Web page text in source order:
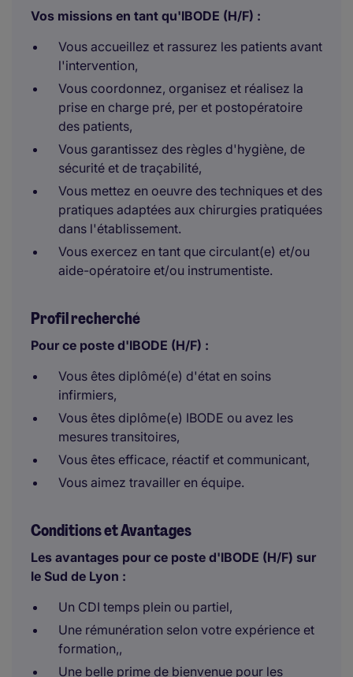
Vos missions en tant qu'IBODE (H/F) :
Vous accueillez et rassurez les patients avant
l'intervention,
Vous coordonnez, organisez et réalisez la
prise en charge pré, per et postopératoire
des patients,
Vous garantissez des règles d'hygiène, de
sécurité et de traçabilité,
Vous mettez en oeuvre des techniques et des
pratiques adaptées aux chirurgies pratiquées
dans l'établissement.
Vous exercez en tant que circulant(e) et/ou
aide-opératoire et/ou instrumentiste.
Profil recherché
Pour ce poste d'IBODE (H/F) :
Vous êtes diplômé(e) d'état en soins
infirmiers,
Vous êtes diplôme(e) IBODE ou avez les
mesures transitoires,
Vous êtes efficace, réactif et communicant,
Vous aimez travailler en équipe.
Conditions et Avantages
Les avantages pour ce poste d'IBODE (H/F) sur
le Sud de Lyon :
Un CDI temps plein ou partiel,
Une rémunération selon votre expérience et
formation,,
Une belle prime de bienvenue pour les